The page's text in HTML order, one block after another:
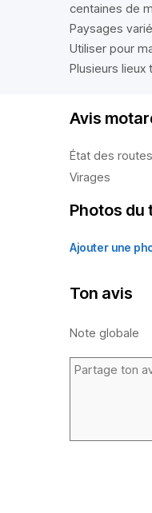
centaines de
Paysages
Utiliser pour
Plusieurs
Avis
État des routes
Virages
Photos du
Ajouter une
Ton avis
Note globale